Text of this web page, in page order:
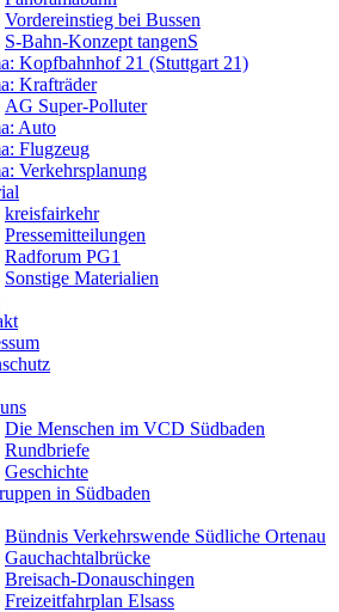
Vordereinstieg bei Bussen
S-Bahn-Konzept tangenS
Kopfbahnhof 21 (Stuttgart 21)
Krafträder
AG Super-Polluter
Auto
Flugzeug
Verkehrsplanung
kreisfairkehr
Pressemitteilungen
Radforum PG1
Sonstige Materialien
Die Menschen im VCD Südbaden
Rundbriefe
Geschichte
in Südbaden
Bündnis Verkehrswende Südliche Ortenau
Gauchachtalbrücke
Breisach-Donauschingen
Freizeitfahrplan Elsass